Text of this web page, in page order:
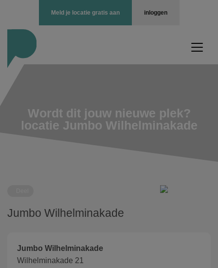
inloggen
Meld je locatie gratis aan
Wordt dit jouw nieuwe plek?
locatie Jumbo Wilhelminakade
Jumbo Wilhelminakade
Jumbo Wilhelminakade
Wilhelminakade 21